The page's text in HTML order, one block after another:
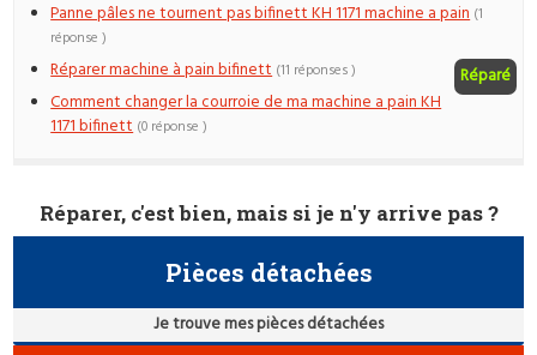
Panne pâles ne tournent pas bifinett KH 1171 machine a pain (1
réponse )
Réparer machine à pain bifinett Réparé
(11 réponses )
Comment changer la courroie de ma machine a pain KH
1171 bifinett (0 réponse )
Réparer, c'est bien, mais si je n'y arrive pas ?
Pièces détachées
Je trouve mes pièces détachées